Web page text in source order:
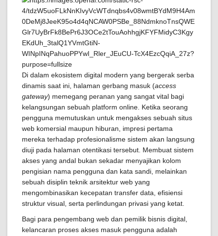
Di dalam ekosistem digital modern yang bergerak serba
dinamis saat ini, halaman gerbang masuk (access
gateway) memegang peranan yang sangat vital bagi
kelangsungan sebuah platform online. Ketika seorang
pengguna memutuskan untuk mengakses sebuah situs
web komersial maupun hiburan, impresi pertama
mereka terhadap profesionalisme sistem akan langsung
diuji pada halaman otentikasi tersebut. Membuat sistem
akses yang andal bukan sekadar menyajikan kolom
pengisian nama pengguna dan kata sandi, melainkan
sebuah disiplin teknik arsitektur web yang
mengombinasikan kecepatan transfer data, efisiensi
struktur visual, serta perlindungan privasi yang ketat.
Bagi para pengembang web dan pemilik bisnis digital,
kelancaran proses akses masuk pengguna adalah